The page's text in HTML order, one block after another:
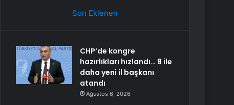
Son Eklenen
CHP’de kongre
hazırlıkları hızlandı… 8 ile
daha yeni il başkanı
atandı
Ağustos 6, 2026